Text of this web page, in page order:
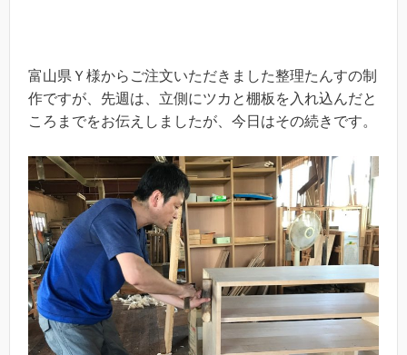
富山県Ｙ様からご注文いただきました整理たんすの制
作ですが、先週は、立側にツカと棚板を入れ込んだと
ころまでをお伝えしましたが、今日はその続きです。